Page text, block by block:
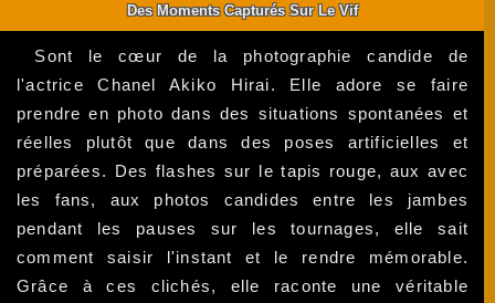
Des Moments Capturés Sur Le Vif
Sont le cœur de la photographie candide de
l'actrice Chanel Akiko Hirai. Elle adore se faire
prendre en photo dans des situations spontanées et
réelles plutôt que dans des poses artificielles et
préparées. Des flashes sur le tapis rouge, aux avec
les fans, aux photos candides entre les jambes
pendant les pauses sur les tournages, elle sait
comment saisir l'instant et le rendre mémorable.
Grâce à ces clichés, elle raconte une véritable